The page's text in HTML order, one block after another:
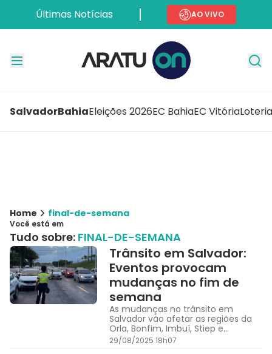
Últimas Notícias AO VIVO
SalvadorBahiaEleições 2026EC BahiaEC Vitória
Home final-de-semana
Você está em
Tudo sobre: FINAL-DE-SEMANA
Trânsito em Salvador:
Eventos provocam
mudanças no fim de
semana
As mudanças no trânsito em
Salvador vão afetar as regiões da
Orla, Bonfim, Imbuí, Stiep e
Pernambués
29/08/2025 18h07